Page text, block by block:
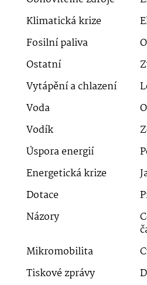
Klimatická krize
Fosilní paliva
Ostatní
Vytápění a chlazení
Voda
Vodík
Úspora energií
Energetická krize
Dotace
Názory
Mikromobilita
Tiskové zprávy